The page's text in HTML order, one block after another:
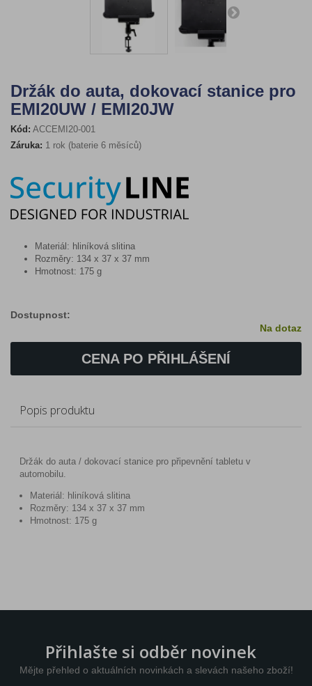
Držák do auta, dokovací stanice pro
EMI20UW / EMI20JW
Kód: ACCEMI20-001
Záruka: 1 rok (baterie 6 měsíců)
Materiál: hliníková slitina
Rozměry: 134 x 37 x 37 mm
Hmotnost: 175 g
Dostupnost:
Na dotaz
CENA PO PŘIHLÁŠENÍ
Popis produktu
Držák do auta / dokovací stanice pro připevnění tabletu v
automobilu.
Materiál: hliníková slitina
Rozměry: 134 x 37 x 37 mm
Hmotnost: 175 g
Přihlašte si odběr novinek
Mějte přehled o aktuálních novinkách a slevách našeho zboží!